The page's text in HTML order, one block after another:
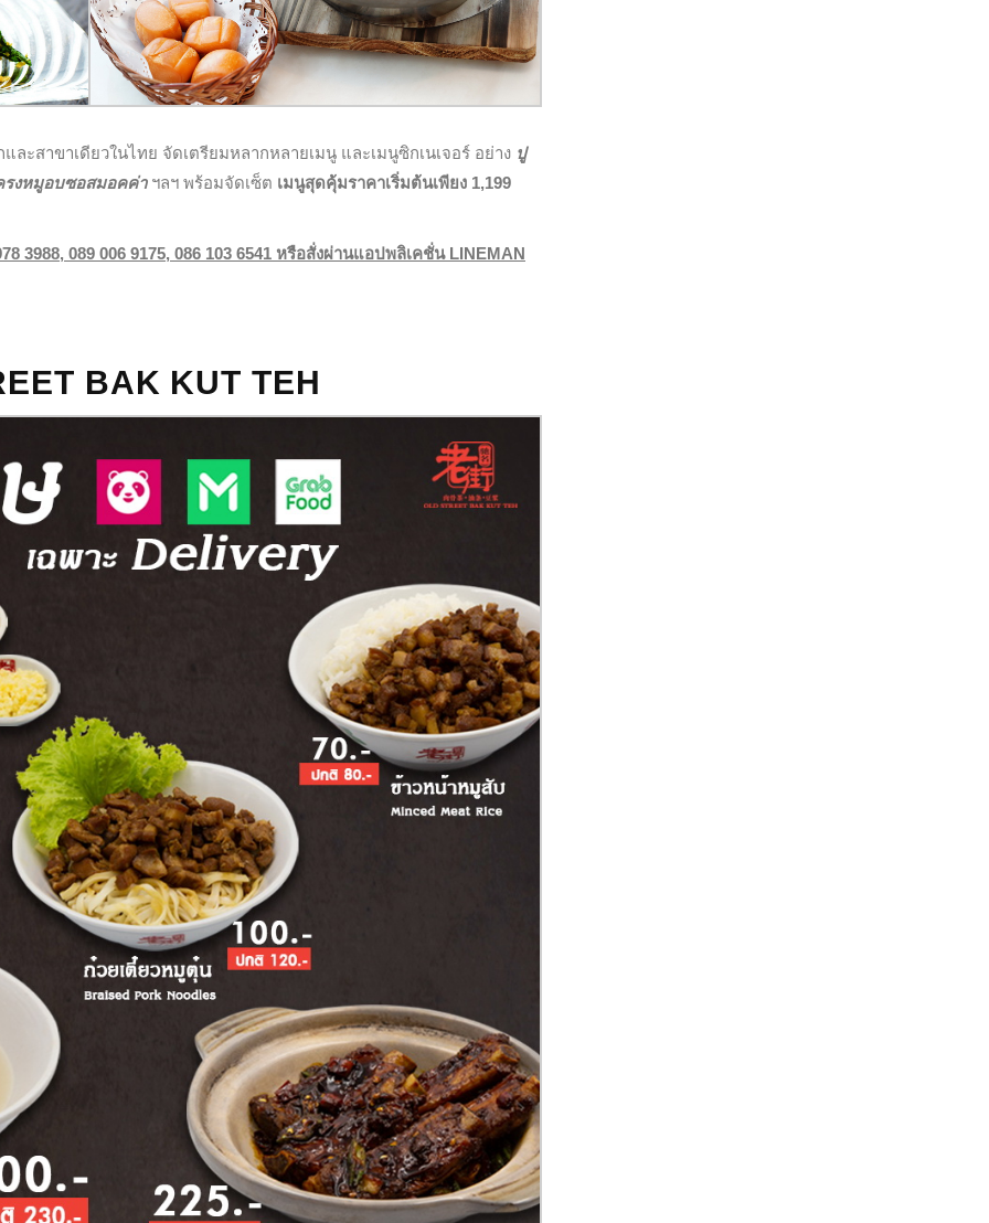
ะสาขาเดียวในไทย จัดเตรียมหลากหลายเมนู และเมนูซิกเนเจอร์ อย่าง ปู
รงหมูอบซอสมอคค่า ฯลฯ พร้อมจัดเซ็ต เมนูสุดคุ้มราคาเริ่มต้นเพียง 1,199
3988, 089 006 9175, 086 103 6541 หรือสั่งผ่านแอปพลิเคชั่น LINEMAN
BAK KUT TEH